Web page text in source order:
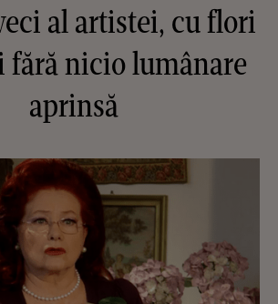
al artistei, cu flori
fără nicio lumânare
aprinsă